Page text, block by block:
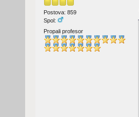
Postova: 859
Spol:
Propali profesor